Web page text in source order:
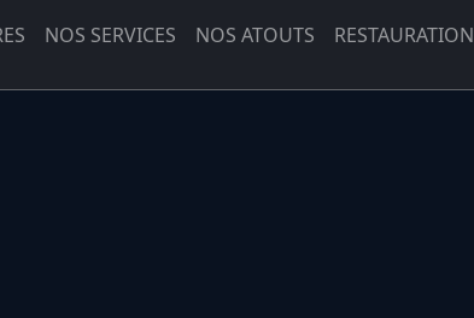
NOS SERVICES NOS ATOUTS RESTAURATION